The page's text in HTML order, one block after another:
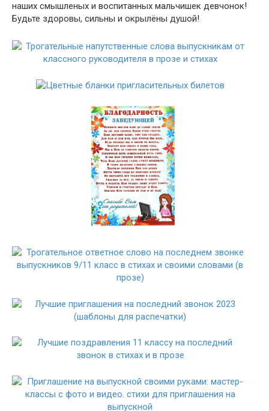
наших смышленых и воспитанных мальчишек девчонок!
Будьте здоровы, сильны и окрылёны душой!